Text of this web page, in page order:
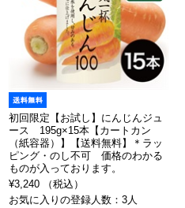
初回限定【お試し】にんじんジュ
ース 195g×15本【カートカン
（紙容器）】【送料無料】＊ラッ
ピング・のし不可 価格のわかる
ものが入っております。
¥3,240 （税込）
お気に入りの登録人数：3人